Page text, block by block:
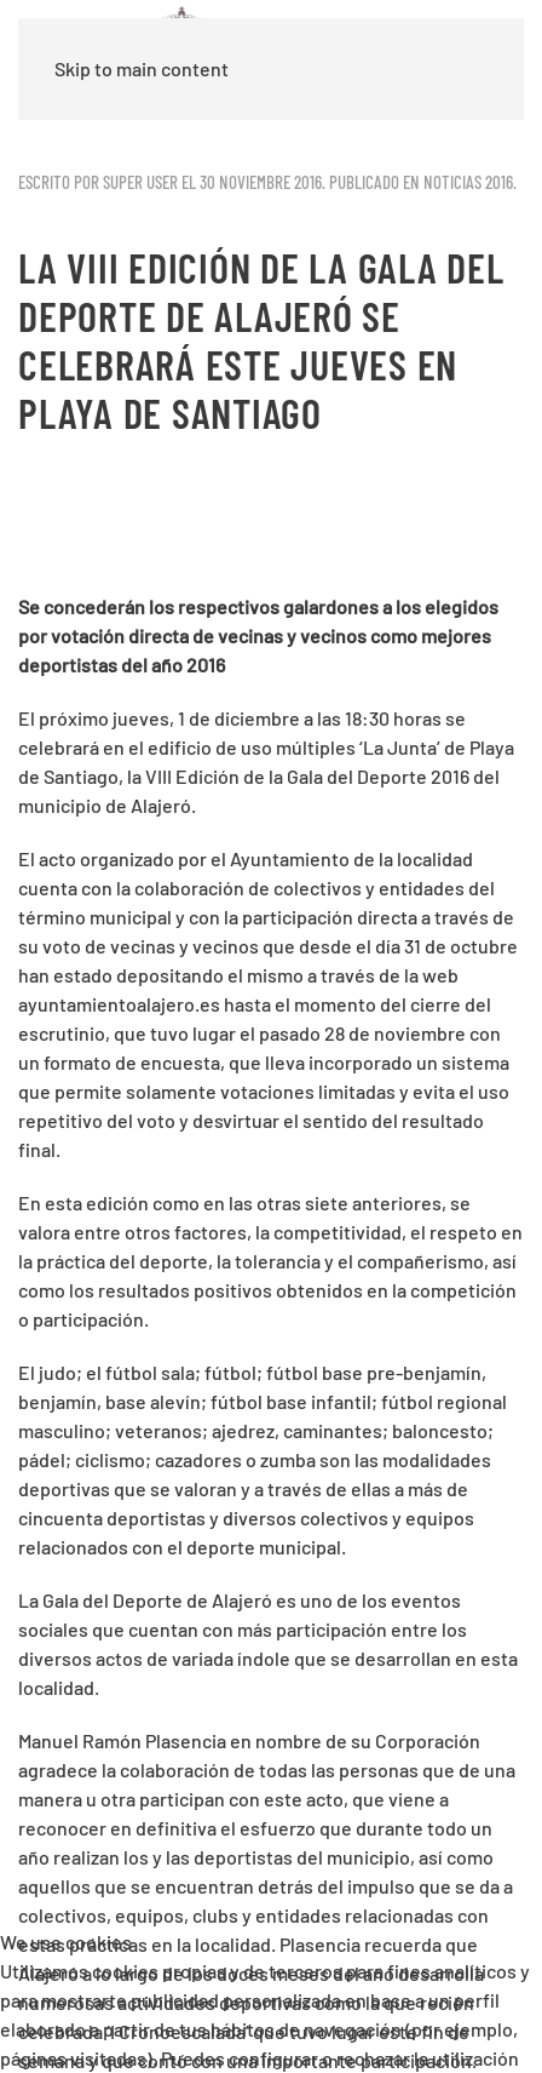
Skip to main content
ESCRITO POR SUPER USER EL30 NOVIEMBRE 2016. PUBLICADO EN NOTICIAS 2016.
LA VIII EDICIÓN DE LA GALA DEL
DEPORTE DE ALAJERÓ SE
CELEBRARÁ ESTE JUEVES EN
PLAYA DE SANTIAGO
Se concederán los respectivos galardones a los elegidos
por votación directa de vecinas y vecinos como mejores
deportistas del año 2016
El próximo jueves, 1 de diciembre a las 18:30 horas se
celebrará en el edificio de uso múltiples ‘La Junta’ de Playa
de Santiago, la VIII Edición de la Gala del Deporte 2016 del
municipio de Alajeró.
El acto organizado por el Ayuntamiento de la localidad
cuenta con la colaboración de colectivos y entidades del
término municipal y con la participación directa a través de
su voto de vecinas y vecinos que desde el día 31 de octubre
han estado depositando el mismo a través de la web
ayuntamientoalajero.es hasta el momento del cierre del
escrutinio, que tuvo lugar el pasado 28 de noviembre con
un formato de encuesta, que lleva incorporado un sistema
que permite solamente votaciones limitadas y evita el uso
repetitivo del voto y desvirtuar el sentido del resultado
final.
En esta edición como en las otras siete anteriores, se
valora entre otros factores, la competitividad, el respeto en
la práctica del deporte, la tolerancia y el compañerismo, así
como los resultados positivos obtenidos en la competición
o participación.
El judo; el fútbol sala; fútbol; fútbol base pre-benjamín,
benjamín, base alevín; fútbol base infantil; fútbol regional
masculino; veteranos; ajedrez, caminantes; baloncesto;
pádel; ciclismo; cazadores o zumba son las modalidades
deportivas que se valoran y a través de ellas a más de
cincuenta deportistas y diversos colectivos y equipos
relacionados con el deporte municipal.
La Gala del Deporte de Alajeró es uno de los eventos
sociales que cuentan con más participación entre los
diversos actos de variada índole que se desarrollan en esta
localidad.
Manuel Ramón Plasencia en nombre de su Corporación
agradece la colaboración de todas las personas que de una
manera u otra participan con este acto, que viene a
reconocer en definitiva el esfuerzo que durante todo un
año realizan los y las deportistas del municipio, así como
aquellos que se encuentran detrás del impulso que se da a
colectivos, equipos, clubs y entidades relacionadas con
estas prácticas en la localidad. Plasencia recuerda que
Alajeró a lo largo de los doces meses del año desarrolla
numerosas actividades deportivas como la que recién
celebrada ‘I Cronoescalada’ que tuvo lugar este fin de
semana y que contó con una importante participación.
We use cookies
Utilizamos cookies propias y de terceros para fines analíticos y
para mostrarte publicidad personalizada en base a un perfil
elaborado a partir de tus hábitos de navegación (por ejemplo,
páginas visitadas). Puedes configurar o rechazar la utilización